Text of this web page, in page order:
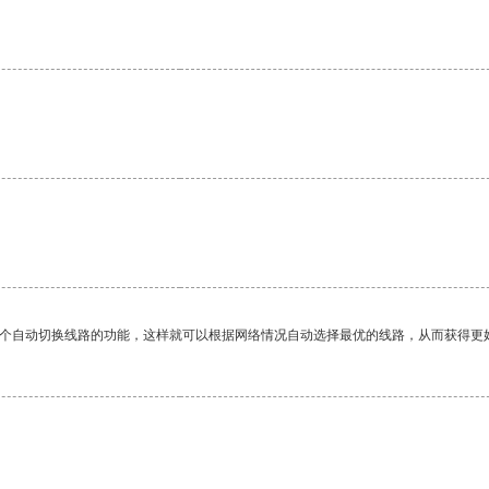
动切换线路的功能，这样就可以根据网络情况自动选择最优的线路，从而获得更